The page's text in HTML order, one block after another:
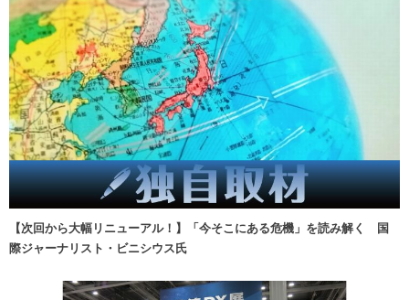
【次回から大幅リニューアル！】「今そこにある危機」を読み解く 国
際ジャーナリスト・ビニシウス氏